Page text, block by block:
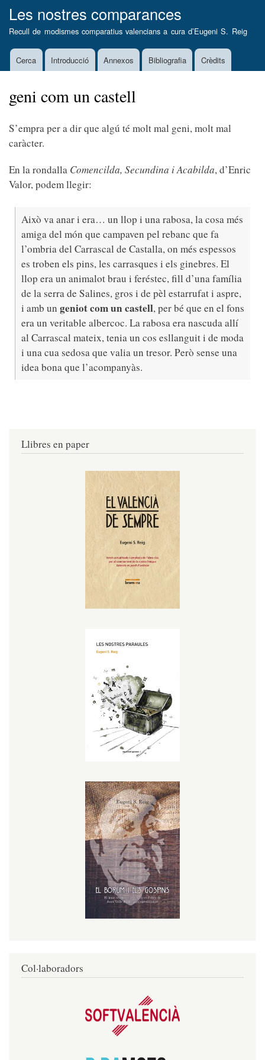
al
contingut
Les nostres comparances
Recull de modismes comparatius valencians a cura d’Eugeni S. Reig
MainCerca Introducció Annexos Bibliografia Crèdits
geni com un castell
S’empra per a dir que algú té molt mal geni, molt mal
caràcter.
En la rondalla Comencilda, Secundina i Acabilda, d’Enric
Valor, podem llegir:
Això va anar i era… un llop i una rabosa, la cosa més
amiga del món que campaven pel rebanc que fa
l’ombria del Carrascal de Castalla, on més espessos
es troben els pins, les carrasques i els ginebres. El
llop era un animalot brau i feréstec, fill d’una família
de la serra de Salines, gros i de pèl estarrufat i aspre,
i amb un geniot com un castell, per bé que en el fons
era un veritable albercoc. La rabosa era nascuda allí
al Carrascal mateix, tenia un cos esllanguit i de moda
i una cua sedosa que valia un tresor. Però sense una
idea bona que l’acompanyàs.
Llibres en paper
Col·laboradors